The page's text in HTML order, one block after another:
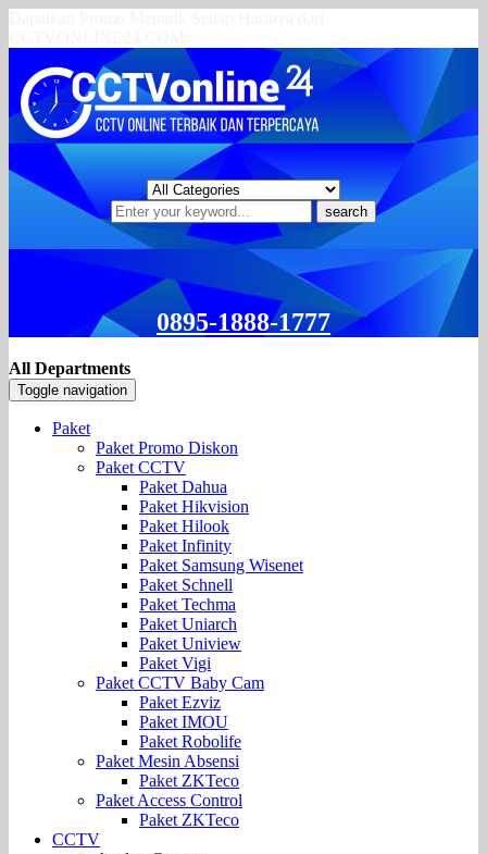
search
0895-1888-1777
All Departments
Toggle navigation
Paket
Paket Promo Diskon
Paket CCTV
Paket Dahua
Paket Hikvision
Paket Hilook
Paket Infinity
Paket Samsung Wisenet
Paket Schnell
Paket Techma
Paket Uniarch
Paket Uniview
Paket Vigi
Paket CCTV Baby Cam
Paket Ezviz
Paket IMOU
Paket Robolife
Paket Mesin Absensi
Paket ZKTeco
Paket Access Control
Paket ZKTeco
CCTV